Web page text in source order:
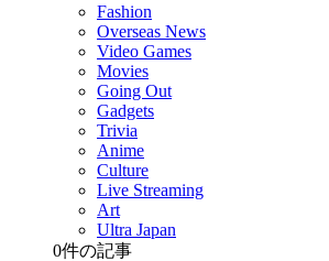
Fashion
Overseas News
Video Games
Movies
Going Out
Gadgets
Trivia
Anime
Culture
Live Streaming
Art
Ultra Japan
0件の記事